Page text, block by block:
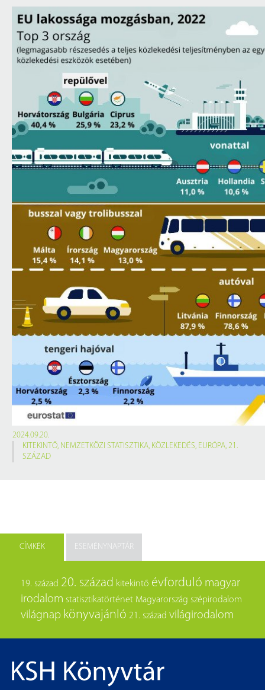
2024.09.20.
KITEKINTŐ, NEMZETKÖZI STATISZTIKA, KÖZLEKEDÉS, EURÓPA, 21.
SZÁZAD
CÍMKÉK ESEMÉNYNAPTÁR
19. század 20. század kitekintő évforduló magyar
irodalom statisztikatörténet Magyarország szépirodalom
világnap könyvajánló 21. század világirodalom